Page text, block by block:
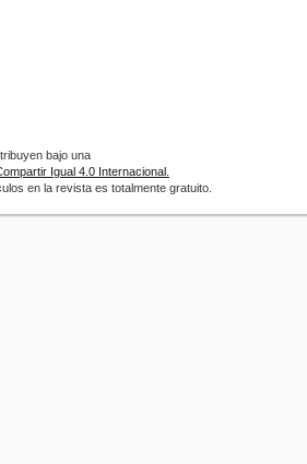
bajo una
Igual 4.0 Internacional.
en la revista es totalmente gratuito.